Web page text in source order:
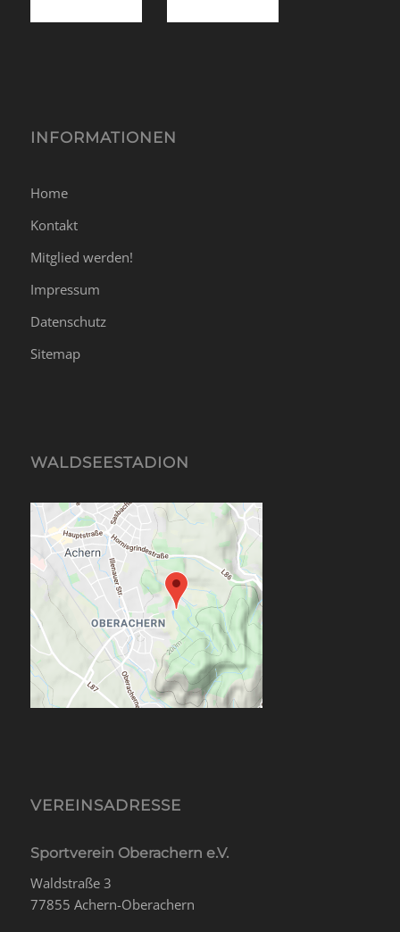
INFORMATIONEN
Home
Kontakt
Mitglied werden!
Impressum
Datenschutz
Sitemap
WALDSEESTADION
VEREINSADRESSE
Sportverein Oberachern e.V.
Waldstraße 3
77855 Achern-Oberachern